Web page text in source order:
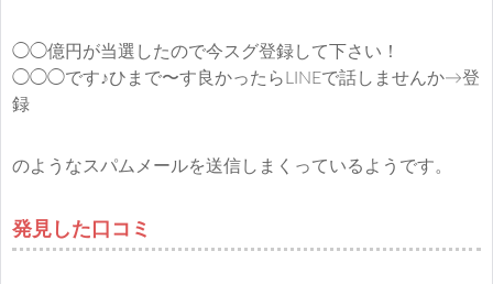
◯◯億円が当選したので今スグ登録して下さい！
◯◯◯です♪ひまで〜す良かったらLINEで話しませんか→登
録
のようなスパムメールを送信しまくっているようです。
発見した口コミ